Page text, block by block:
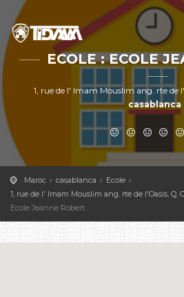
ECOLE : ECOLE
1, rue de l' Imam Mouslim ang. rte de
casablanca
Maroc casablanca
Ecole
1, rue de l' Imam Mouslim ang. rte de l'Oasis, Q.
Ecole Jeanne Robert